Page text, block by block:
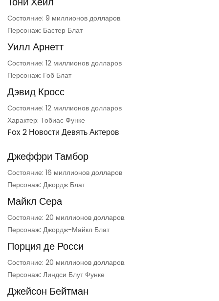
Состояние: 9 миллионов долларов.
Персонаж: Бастер Блат
Уилл Арнетт
Состояние: 12 миллионов долларов
Персонаж: Гоб Блат
Дэвид Кросс
Состояние: 12 миллионов долларов
Характер: Тобиас Функе
Fox 2 Новости Девять Актеров
Джеффри Тамбор
Состояние: 16 миллионов долларов
Персонаж: Джордж Блат
Майкл Сера
Состояние: 20 миллионов долларов.
Персонаж: Джордж-Майкл Блат
Порция де Росси
Состояние: 20 миллионов долларов.
Персонаж: Линдси Блут Функе
Джейсон Бейтман